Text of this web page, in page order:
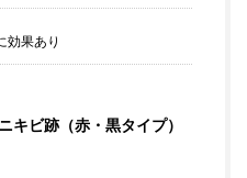
効果あり
キビ跡（赤・黒タイプ）